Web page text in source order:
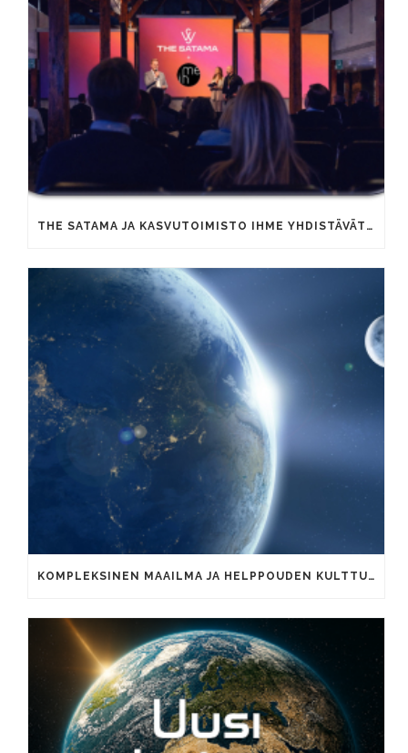
THE SATAMA JA KASVUTOIMISTO IHME YHDISTÄVÄT OSAAMISTAAN YRITYSTEN KAUPALLISEN KASVUN VAUHDITTAMISEKSI
KOMPLEKSINEN MAAILMA JA HELPPOUDEN KULTTUURI